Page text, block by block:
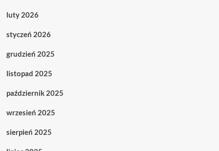
luty 2026
styczeń 2026
grudzień 2025
listopad 2025
październik 2025
wrzesień 2025
sierpień 2025